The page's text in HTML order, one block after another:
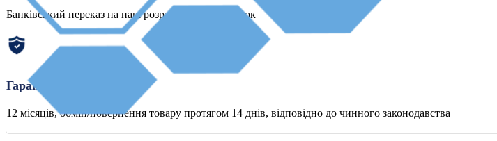
Банківський переказ на наш розрахунковий рахунок
Гарантія
12 місяців, обмін/повернення товару протягом 14 днів, відповідно до чинного законодавства